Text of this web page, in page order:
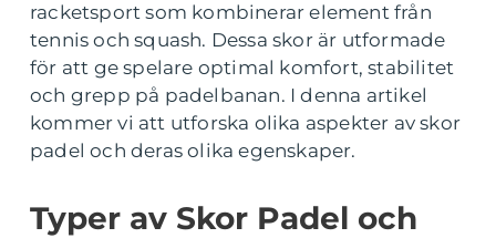
racketsport som kombinerar element från
tennis och squash. Dessa skor är utformade
för att ge spelare optimal komfort, stabilitet
och grepp på padelbanan. I denna artikel
kommer vi att utforska olika aspekter av skor
padel och deras olika egenskaper.
Typer av Skor Padel och